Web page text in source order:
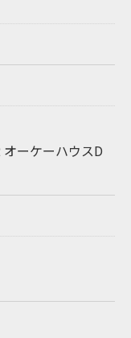
ーケーハウスD